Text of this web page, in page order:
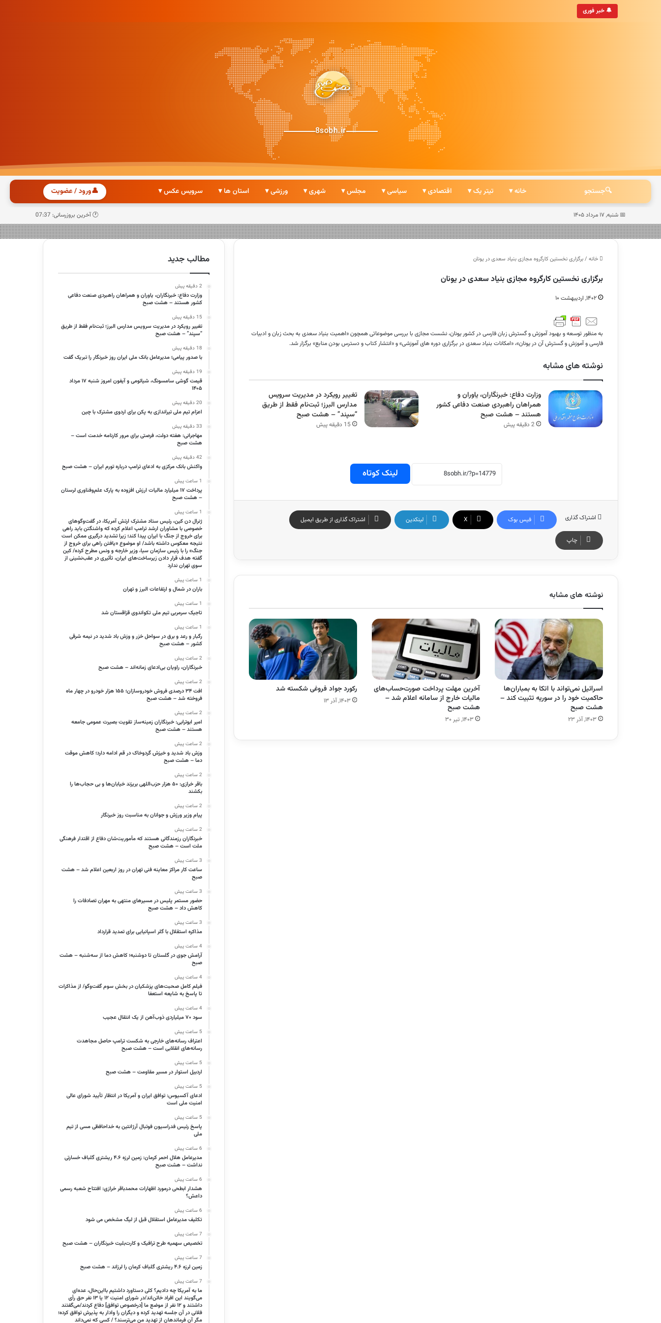
🔔 خبر فوریخبرگزاری ایرانی
8sobh.ir
🔍جستجو خانه ▾ تیتر یک ▾ اقتصادی ▾ سیاسی ▾ مجلس ▾ شهری ▾ ورزشی ▾ استان ها ▾ سرویس عکس ▾ 👤ورود / عضویت
📅 شنبه, ۱۷ مرداد ۱۴۰۵ 🕐 آخرین بروزرسانی: 07:37
خانه /برگزاری نخستین کارگروه مجازی بنیاد سعدی در یونان
برگزاری نخستین کارگروه مجازی بنیاد سعدی در یونان
۱۴۰۲, اردیبهشت ۱۰
به منظور توسعه و بهبود آموزش و گسترش زبان فارسی در کشور یونان، نشست مجازی با بررسی موضوعاتی همچون «اهمیت بنیاد سعدی به بحث زبان و ادبیات
فارسی و آموزش و گسترش آن در یونان»، «امکانات بنیاد سعدی در برگزاری دوره های آموزشی» و «انتشار کتاب و دسترس بودن منابع» برگزار شد.
نوشته های مشابه
وزارت دفاع: خبرنگاران، یاوران و
همراهان راهبردی صنعت دفاعی کشور
هستند – هشت صبح
2 دقیقه پیش
تغییر رویکرد در مدیریت سرویس
مدارس البرز؛ ثبت‌نام‌ فقط از طریق
“سپند” – هشت صبح
15 دقیقه پیش
لینک کوتاه
اشتراک گذاری فیس بوک X لینکدین اشتراک گذاری از طریق ایمیل
چاپ
نوشته های مشابه
اسرائیل نمی‌تواند با اتکا به بمباران‌ها
حاکمیت خود را در سوریه تثبیت کند –
هشت صبح
۱۴۰۳, آذر ۲۳
آخرین مهلت پرداخت صورت‌حساب‌های
مالیات خارج از سامانه اعلام شد –
هشت صبح
۱۴۰۳, تیر ۳۰
رکورد جواد فروغی شکسته شد
۱۴۰۳, آذر ۱۳
مطالب جدید
2 دقیقه پیش
وزارت دفاع: خبرنگاران، یاوران و همراهان راهبردی صنعت دفاعی
کشور هستند – هشت صبح
15 دقیقه پیش
تغییر رویکرد در مدیریت سرویس مدارس البرز؛ ثبت‌نام‌ فقط از طریق
“سپند” – هشت صبح
18 دقیقه پیش
با صدور پیامی؛ مدیرعامل بانک ملی ایران روز خبرنگار را تبریک گفت
19 دقیقه پیش
قیمت گوشی سامسونگ، شیائومی و آیفون امروز شنبه ۱۷ مرداد
۱۴۰۵
20 دقیقه پیش
اعزام تیم ملی تیراندازی به پکن برای اردوی مشترک با چین
33 دقیقه پیش
مهاجرانی: هفته دولت، فرصتی برای مرور کارنامه خدمت است –
هشت صبح
42 دقیقه پیش
واکنش بانک مرکزی به ادعای ترامپ درباره تورم ایران – هشت صبح
1 ساعت پیش
پرداخت ۱۷ میلیارد مالیات ارزش افزوده به پارک علم‌وفناوری لرستان
– هشت صبح
1 ساعت پیش
ژنرال دن کین، رئیس ستاد مشترک ارتش آمریکا، در گفت‌وگوهای
خصوصی با مشاوران ارشد ترامپ اعلام کرده که واشنگتن باید راهی
برای خروج از جنگ با ایران پیدا کند؛ زیرا تشدید درگیری ممکن است
نتیجه معکوس داشته باشد/ او موضوع «یافتن راهی برای خروج از
جنگ» را با رئیس سازمان سیا، وزیر خارجه و ونس مطرح کرده/ کین
گفته هدف قرار دادن زیرساخت‌های ایران، تأثیری در عقب‌نشینی از
سوی تهران ندارد
1 ساعت پیش
باران در شمال و ارتفاعات البرز و تهران
1 ساعت پیش
تاجیک سرمربی تیم ملی تکواندوی قزاقستان شد
1 ساعت پیش
رگبار و رعد و برق در سواحل خزر و وزش باد شدید در نیمه شرقی
کشور – هشت صبح
2 ساعت پیش
خبرنگاران، راویان بی‌ادعای زمانه‌اند – هشت صبح
2 ساعت پیش
افت ۳۴ درصدی فروش خودروسازان؛ ۱۵۵ هزار خودرو در چهار ماه
فروخته شد – هشت صبح
2 ساعت پیش
امیر ابوترابی: خبرنگاران زمینه‌ساز تقویت بصیرت عمومی جامعه
هستند – هشت صبح
2 ساعت پیش
وزش باد شدید و خیزش گردوخاک در قم ادامه دارد؛ کاهش موقت
دما – هشت صبح
2 ساعت پیش
باقر خرازی: ۵۰ هزار حزب‌اللهی بریزند خیابان‌ها و بی حجاب‌ها را
بکشند
2 ساعت پیش
پیام وزیر ورزش و جوانان به مناسبت روز خبرنگار
2 ساعت پیش
خبرنگاران رزمندگانی هستند که مأموریت‌شان دفاع از اقتدار فرهنگی
ملت است – هشت صبح
3 ساعت پیش
ساعت کار مراکز معاینه فنی تهران در روز اربعین اعلام شد – هشت
صبح
3 ساعت پیش
حضور مستمر پلیس در مسیرهای منتهی به مهران تصادفات را
کاهش داد – هشت صبح
3 ساعت پیش
مذاکره استقلال با گلر اسپانیایی برای تمدید قرارداد
4 ساعت پیش
آرامش جوی در گلستان تا دوشنبه؛ کاهش دما از سه‌شنبه – هشت
صبح
4 ساعت پیش
فیلم کامل صحبت‌های پزشکیان در بخش سوم گفت‌وگو/ از مذاکرات
تا پاسخ به شایعه استعفا
4 ساعت پیش
سود ۷۰ میلیاردی ذوب‌آهن از یک انتقال عجیب
5 ساعت پیش
اعتراف رسانه‌های خارجی به شکست ترامپ حاصل مجاهدت
رسانه‌های انقلابی است – هشت صبح
5 ساعت پیش
اردبیل استوار در مسیر مقاومت – هشت صبح
5 ساعت پیش
ادعای آکسیوس: توافق ایران و آمریکا در انتظار تأیید شورای عالی
امنیت ملی است
5 ساعت پیش
پاسخ رئیس فدراسیون فوتبال آرژانتین به خداحافظی مسی از تیم
ملی
6 ساعت پیش
مدیرعامل هلال احمر کرمان: زمین لرزه ۴.۶ ریشتری گلباف خسارتی
نداشت – هشت صبح
6 ساعت پیش
هشدار ابطحی درمورد اظهارات محمدباقر خرازی: افتتاح شعبه رسمی
داعش؟
6 ساعت پیش
تکلیف مدیرعامل استقلال قبل از لیگ مشخص می شود
7 ساعت پیش
تخصیص سهمیه طرح ترافیک و کارت‌بلیت خبرنگاران – هشت صبح
7 ساعت پیش
زمین لرزه ۴.۶ ریشتری گلباف کرمان را لرزاند – هشت صبح
7 ساعت پیش
ما به آمریکا چه دادیم؟ کلی دستاورد داشتیم بااین‌حال، عده‌ای
می‌گویند این افراد خائن‌اند/در شورای امنیت ۱۲ یا ۱۳ نفر حق رأی
داشتند و ۱۲ نفر از موضع ما [درخصوص توافق] دفاع کردند/می‌گفتند
فلانی در آن جلسه تهدید کرده و دیگران را وادار به پذیرش توافق کرده؛
مگر آن فرماندهان از تهدید من می‌ترسند؟ / کسی که نمی‌داند